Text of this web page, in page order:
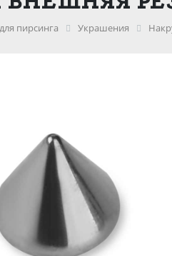
пирсинга Украшения